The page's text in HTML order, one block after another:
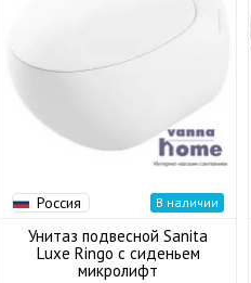
Россия В наличии
Унитаз подвесной Sanita
Luxe Ringo с сиденьем
микролифт